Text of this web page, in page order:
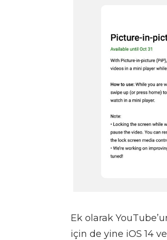
Ek olarak
için de yine iOS 14